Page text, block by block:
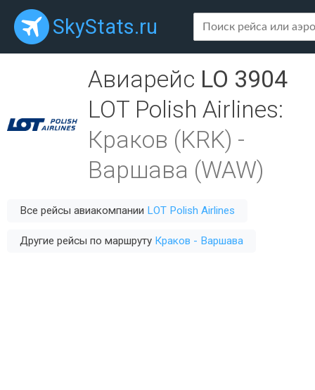
SkyStats.ru
Авиарейс LO 3904
LOT Polish Airlines:
Краков (KRK) -
Варшава (WAW)
Все рейсы авиакомпании LOT Polish Airlines
Другие рейсы по маршруту Краков - Варшава